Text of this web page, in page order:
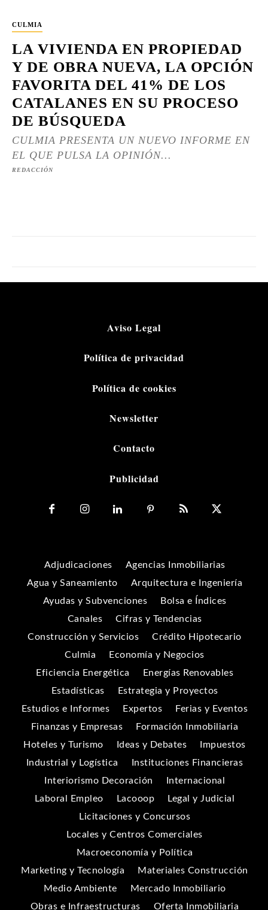
CULMIA
LA VIVIENDA EN PROPIEDAD
Y DE OBRA NUEVA, LA OPCIÓN
FAVORITA DEL 41% DE LOS
CATALANES EN SU PROCESO
DE BÚSQUEDA
CULMIA PRESENTA UN NUEVO INFORME EN
EL QUE PULSA LA OPINIÓN...
REDACCIÓN
Aviso Legal
Política de privacidad
Política de cookies
Newsletter
Contacto
Publicidad
Adjudicaciones
Agencias Inmobiliarias
Agua y Saneamiento
Arquitectura e Ingeniería
Ayudas y Subvenciones
Bolsa e Índices
Canales
Cifras y Tendencias
Construcción y Servicios
Crédito Hipotecario
Culmia
Economía y Negocios
Eficiencia Energética
Energías Renovables
Estadísticas
Estrategia y Proyectos
Estudios e Informes
Expertos
Ferias y Eventos
Finanzas y Empresas
Formación Inmobiliaria
Hoteles y Turismo
Ideas y Debates
Impuestos
Industrial y Logística
Instituciones Financieras
Interiorismo Decoración
Internacional
Laboral Empleo
Lacooop
Legal y Judicial
Licitaciones y Concursos
Locales y Centros Comerciales
Macroeconomía y Política
Marketing y Tecnología
Materiales Construcción
Medio Ambiente
Mercado Inmobiliario
Obras e Infraestructuras
Oferta Inmobiliaria